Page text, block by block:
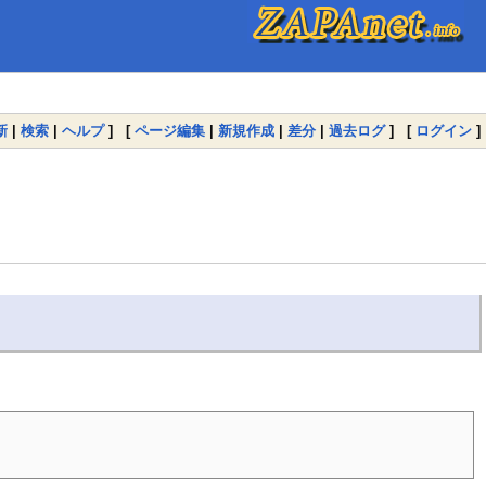
| 検索 | ヘルプ] [ ページ編集 | 新規作成 | 差分 | 過去ログ] [ ログイン ]